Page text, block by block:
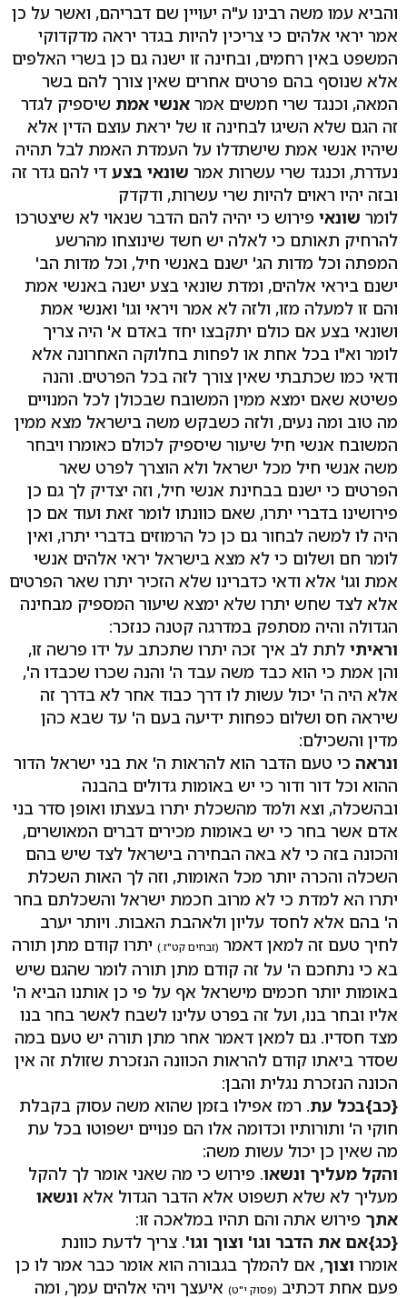
והביא עמו משה רבינו ע"ה יעויין שם דבריהם, ואשר על כן
אמר יראי אלהים כי צריכין להיות בגדר יראה מדקדוקי
המשפט באין רחמים, ובחינה זו ישנה גם כן בשרי האלפים
אלא שנוסף בהם פרטים אחרים שאין צורך להם בשר
המאה, וכנגד שרי חמשים אמר אנשי אמת שיספיק לגדר
זה הגם שלא השיגו לבחינה זו של יראת עוצם הדין אלא
שיהיו אנשי אמת שישתדלו על העמדת האמת לבל תהיה
נעדרת, וכנגד שרי עשרות אמר שונאי בצע די להם גדר זה
ובזה יהיו ראוים להיות שרי עשרות, ודקדק
לומר שונאי פירוש כי יהיה להם הדבר שנאוי לא שיצטרכו
להרחיק תאותם כי לאלה יש חשד שינוצחו מהרשע
המפתה וכל מדות הג' ישנם באנשי חיל, וכל מדות הב'
ישנם ביראי אלהים, ומדת שונאי בצע ישנה באנשי אמת
והם זו למעלה מזו, ולזה לא אמר ויראי וגו' ואנשי אמת
ושונאי בצע אם כולם יתקבצו יחד באדם א' היה צריך
לומר וא"ו בכל אחת או לפחות בחלוקה האחרונה אלא
ודאי כמו שכתבתי שאין צורך לזה בכל הפרטים. והנה
פשיטא שאם ימצא ממין המשובח שבכולן לכל המנויים
מה טוב ומה נעים, ולזה כשבקש משה בישראל מצא ממין
המשובח אנשי חיל שיעור שיספיק לכולם כאומרו ויבחר
משה אנשי חיל מכל ישראל ולא הוצרך לפרט שאר
הפרטים כי ישנם בבחינת אנשי חיל, וזה יצדיק לך גם כן
פירושינו בדברי יתרו, שאם כוונתו לומר זאת ועוד אם כן
היה לו למשה לבחור גם כן כל הרמוזים בדברי יתרו, ואין
לומר חם ושלום כי לא מצא בישראל יראי אלהים אנשי
אמת וגו' אלא ודאי כדברינו שלא הזכיר יתרו שאר הפרטים
אלא לצד שחש יתרו שלא ימצא שיעור המספיק מבחינה
הגדולה והיה מסתפק במדרגה קטנה כנזכר:
וראיתי לתת לב איך זכה יתרו שתכתב על ידו פרשה זו,
והן אמת כי הוא כבד משה עבד ה' והנה שכרו שכבדו ה',
אלא היה ה' יכול עשות לו דרך כבוד אחר לא בדרך זה
שיראה חס ושלום כפחות ידיעה בעם ה' עד שבא כהן
מדין והשכילם:
ונראה כי טעם הדבר הוא להראות ה' את בני ישראל הדור
ההוא וכל דור ודור כי יש באומות גדולים בהבנה
ובהשכלה, וצא ולמד מהשכלת יתרו בעצתו ואופן סדר בני
אדם אשר בחר כי יש באומות מכירים דברים המאושרים,
והכונה בזה כי לא באה הבחירה בישראל לצד שיש בהם
השכלה והכרה יותר מכל האומות, וזה לך האות השכלת
יתרו הא למדת כי לא מרוב חכמת ישראל והשכלתם בחר
ה' בהם אלא לחסד עליון ולאהבת האבות. ויותר יערב
לחיך טעם זה למאן דאמר (זבחים קט"ז.) יתרו קודם מתן תורה
בא כי נתחכם ה' על זה קודם מתן תורה לומר שהגם שיש
באומות יותר חכמים מישראל אף על פי כן אותנו הביא ה'
אליו ובחר בנו, ועל זה בפרט עלינו לשבח לאשר בחר בנו
מצד חסדיו. גם למאן דאמר אחר מתן תורה יש טעם במה
שסדר ביאתו קודם להראות הכוונה הנזכרת שזולת זה אין
הכונה הנזכרת נגלית והבן:
{כב}בכל עת. רמז אפילו בזמן שהוא משה עסוק בקבלת
חוקי ה' ותורותיו וכדומה אלו הם פנויים ישפוטו בכל עת
מה שאין כן יכול עשות משה:
והקל מעליך ונשאו. פירוש כי מה שאני אומר לך להקל
מעליך לא שלא תשפוט אלא הדבר הגדול אלא ונשאו
אתך פירוש אתה והם תהיו במלאכה זו:
{כג}אם את הדבר וגו' וצוך וגו'. צריך לדעת כוונת
אומרו וצוך, אם להמלך בגבורה הוא אומר כבר אמר לו כן
פעם אחת דכתיב (פסוק י"ט) איעצך ויהי אלהים עמך, ומה